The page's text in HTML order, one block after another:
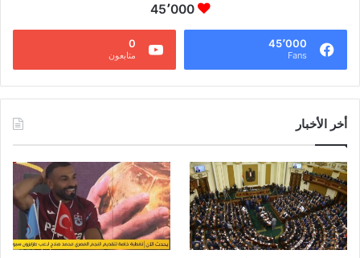
45٬000
45٬000
Fans
0
متابعون
أخر الأخبار